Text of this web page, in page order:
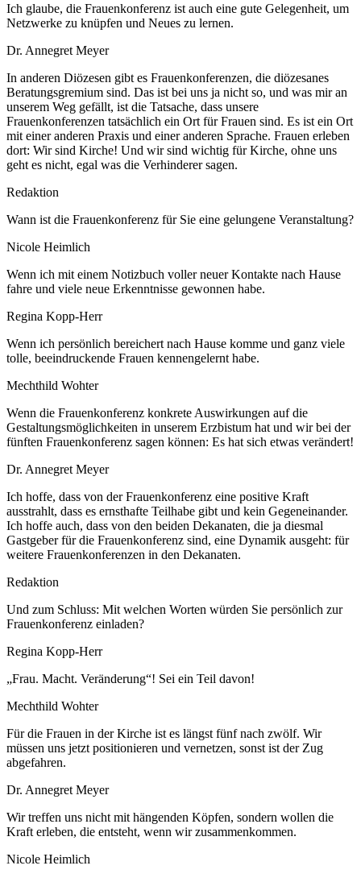
Ich glaube, die Frauenkonferenz ist auch eine gute Gelegenheit, um
Netzwerke zu knüpfen und Neues zu lernen.
Dr. Annegret Meyer
In anderen Diözesen gibt es Frauenkonferenzen, die diözesanes
Beratungsgremium sind. Das ist bei uns ja nicht so, und was mir an
unserem Weg gefällt, ist die Tatsache, dass unsere
Frauenkonferenzen tatsächlich ein Ort für Frauen sind. Es ist ein Ort
mit einer anderen Praxis und einer anderen Sprache. Frauen erleben
dort: Wir sind Kirche! Und wir sind wichtig für Kirche, ohne uns
geht es nicht, egal was die Verhinderer sagen.
Redaktion
Wann ist die Frauenkonferenz für Sie eine gelungene Veranstaltung?
Nicole Heimlich
Wenn ich mit einem Notizbuch voller neuer Kontakte nach Hause
fahre und viele neue Erkenntnisse gewonnen habe.
Regina Kopp-Herr
Wenn ich persönlich bereichert nach Hause komme und ganz viele
tolle, beeindruckende Frauen kennengelernt habe.
Mechthild Wohter
Wenn die Frauenkonferenz konkrete Auswirkungen auf die
Gestaltungsmöglichkeiten in unserem Erzbistum hat und wir bei der
fünften Frauenkonferenz sagen können: Es hat sich etwas verändert!
Dr. Annegret Meyer
Ich hoffe, dass von der Frauenkonferenz eine positive Kraft
ausstrahlt, dass es ernsthafte Teilhabe gibt und kein Gegeneinander.
Ich hoffe auch, dass von den beiden Dekanaten, die ja diesmal
Gastgeber für die Frauenkonferenz sind, eine Dynamik ausgeht: für
weitere Frauenkonferenzen in den Dekanaten.
Redaktion
Und zum Schluss: Mit welchen Worten würden Sie persönlich zur
Frauenkonferenz einladen?
Regina Kopp-Herr
„Frau. Macht. Veränderung“! Sei ein Teil davon!
Mechthild Wohter
Für die Frauen in der Kirche ist es längst fünf nach zwölf. Wir
müssen uns jetzt positionieren und vernetzen, sonst ist der Zug
abgefahren.
Dr. Annegret Meyer
Wir treffen uns nicht mit hängenden Köpfen, sondern wollen die
Kraft erleben, die entsteht, wenn wir zusammenkommen.
Nicole Heimlich